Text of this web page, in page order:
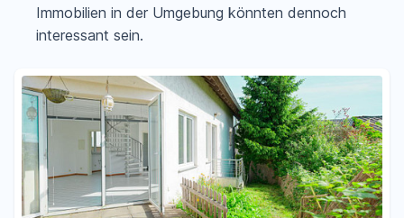
Fläche
m²
Filter für Fläche zurücksetzen
Immobilien in der Umgebung könnten dennoch
interessant sein.